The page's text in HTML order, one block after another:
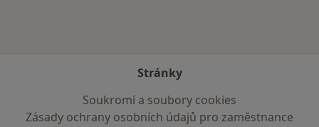
Stránky
Soukromí a soubory cookies
Zásady ochrany osobních údajů pro zaměstnance